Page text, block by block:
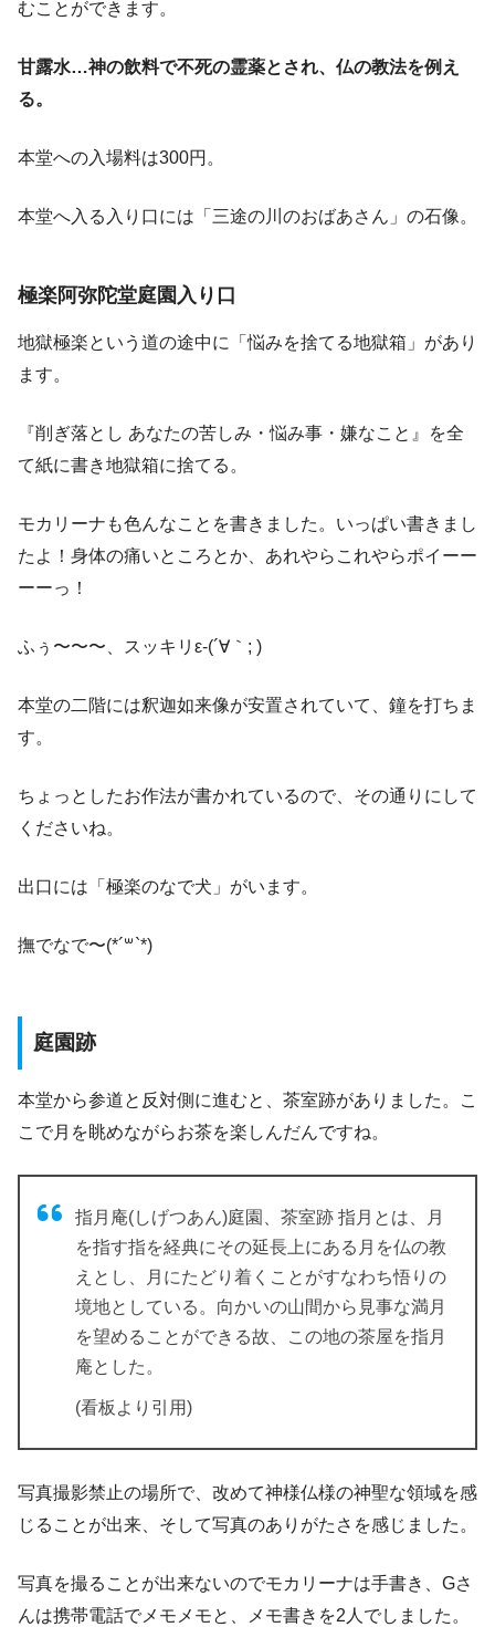
むことができます。
甘露水…神の飲料で不死の霊薬とされ、仏の教法を例え
る。
本堂への入場料は300円。
本堂へ入る入り口には「三途の川のおばあさん」の石像。
極楽阿弥陀堂庭園入り口
地獄極楽という道の途中に「悩みを捨てる地獄箱」があり
ます。
『削ぎ落とし あなたの苦しみ・悩み事・嫌なこと』を全
て紙に書き地獄箱に捨てる。
モカリーナも色んなことを書きました。いっぱい書きまし
たよ！身体の痛いところとか、あれやらこれやらポイーー
ーーっ！
ふぅ〜〜〜、スッキリε-(´∀｀; )
本堂の二階には釈迦如来像が安置されていて、鐘を打ちま
す。
ちょっとしたお作法が書かれているので、その通りにして
くださいね。
出口には「極楽のなで犬」がいます。
撫でなで〜(*´꒳`*)
庭園跡
本堂から参道と反対側に進むと、茶室跡がありました。こ
こで月を眺めながらお茶を楽しんだんですね。
指月庵(しげつあん)庭園、茶室跡 指月とは、月
を指す指を経典にその延長上にある月を仏の教
えとし、月にたどり着くことがすなわち悟りの
境地としている。向かいの山間から見事な満月
を望めることができる故、この地の茶屋を指月
庵とした。
(看板より引用)
写真撮影禁止の場所で、改めて神様仏様の神聖な領域を感
じることが出来、そして写真のありがたさを感じました。
写真を撮ることが出来ないのでモカリーナは手書き、Gさ
んは携帯電話でメモメモと、メモ書きを2人でしました。